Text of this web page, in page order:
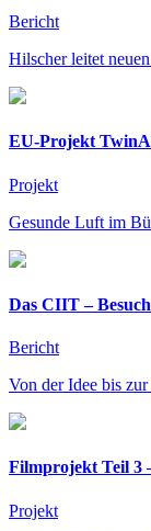
Bericht
Hilscher leitet
EU-Projekt
Projekt
Gesunde Luft im
Das CIIT –
Bericht
Von der Idee bis
Filmprojekt Teil 3
Projekt